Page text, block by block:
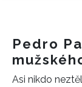
Pedro
Asi nikdo